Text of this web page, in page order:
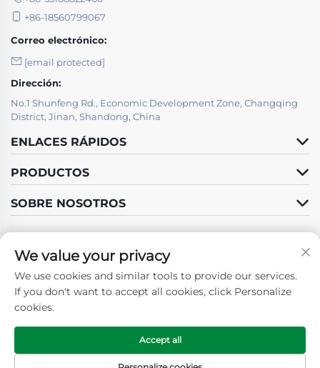
+86-18560799067
Correo electrónico:
[email protected]
Dirección:
No.1 Shunfeng Rd., Economic Development Zone, Changqing
District, Jinan, Shandong, China
ENLACES RÁPIDOS
PRODUCTOS
SOBRE NOSOTROS
Síganos
Derechos de autor © 2025 por SHANDONG GUOSHUN
CONSTRUCTION GROUP CO., LTD. -Política de privacidad
We value your privacy
We use cookies and similar tools to provide our services.
If you don't want to accept all cookies, click Personalize
cookies.
Accept all